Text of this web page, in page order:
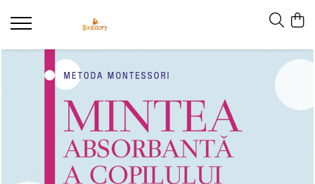
Accesorii
Carte copii - recomandări ALINAre cu
Carte copii - raftul BookTruck